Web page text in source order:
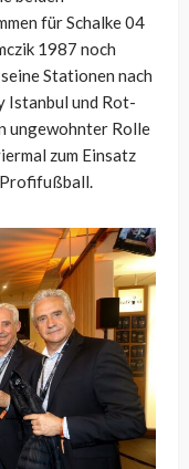
für Schalke 04
1987 noch
Stationen nach
Istanbul und Rot-
ungewohnter Rolle
zum Einsatz
Profifußball.